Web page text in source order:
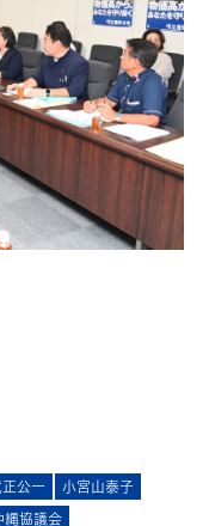
公一
小宮山泰子
縄協議会